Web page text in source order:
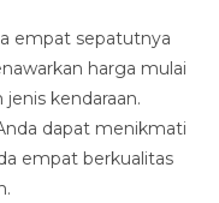
empat sepatutnya
harga mulai
kendaraan.
dapat menikmati
empat berkualitas